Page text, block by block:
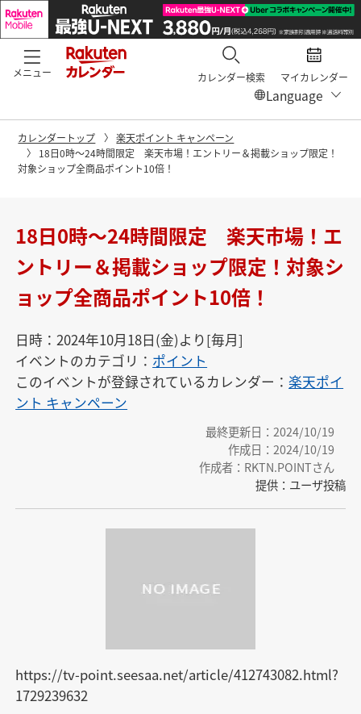
メニュー カレンダー検索 マイカレンダー
カレンダートップ
楽天ポイント キャンペーン
18日0時〜24時間限定 楽天市場！エントリー＆掲載ショップ限定！
対象ショップ全商品ポイント10倍！
18日0時〜24時間限定 楽天市場！エ
ントリー＆掲載ショップ限定！対象シ
ョップ全商品ポイント10倍！
日時：2024年10月18日(金)より[毎月]
イベントのカテゴリ： ポイント
このイベントが登録されているカレンダー：楽天ポイ
ント キャンペーン
最終更新日：2024/10/19
作成日：2024/10/19
作成者：RKTN.POINTさん
提供：ユーザ投稿
https://tv-point.seesaa.net/article/412743082.html?
1729239632